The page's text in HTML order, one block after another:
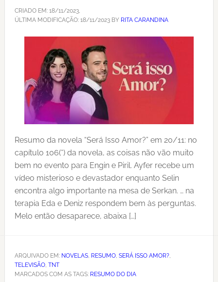
CRIADO EM: 18/11/2023,
ÚLTIMA MODIFICAÇÃO: 18/11/2023BY RITA CARANDINA
Resumo da novela “Será Isso Amor?” em 20/11: no
capítulo 106(*) da novela, as coisas não vão muito
bem no evento para Engin e Piril. Ayfer recebe um
vídeo misterioso e devastador enquanto Selin
encontra algo importante na mesa de Serkan. … na
terapia Eda e Deniz respondem bem às perguntas.
Melo então desaparece, abaixa […]
ARQUIVADO EM: NOVELAS, RESUMO, SERÁ ISSO AMOR?,
TELEVISÃO, TNT
MARCADOS COM AS TAGS: RESUMO DO DIA